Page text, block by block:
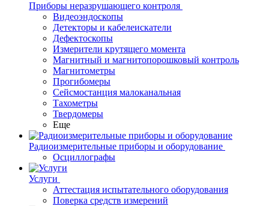
Приборы неразрушающего контроля
Видеоэндоскопы
Детекторы и кабелеискатели
Дефектоскопы
Измерители крутящего момента
Магнитный и магнитопорошковый контроль
Магнитометры
Прогибомеры
Сейсмостанция малоканальная
Тахометры
Твердомеры
Еще
Радиоизмерительные приборы и оборудование
Осциллографы
Услуги
Аттестация испытательного оборудования
Поверка средств измерений